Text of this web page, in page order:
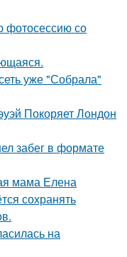
фотосессию со
уже "Собрала"
Покоряет Лондон
забег в формате
мама Елена
сохранять
на